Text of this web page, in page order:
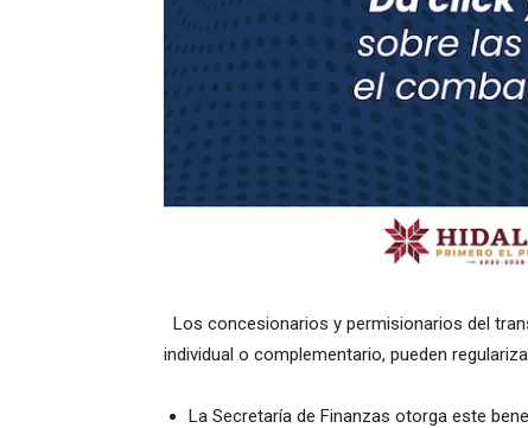
Los concesionarios y permisionarios del
individual o complementario, pueden
La Secretaría de Finanzas otorga este